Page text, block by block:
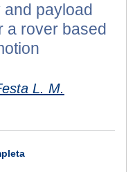
payload
a rover based
L. M.